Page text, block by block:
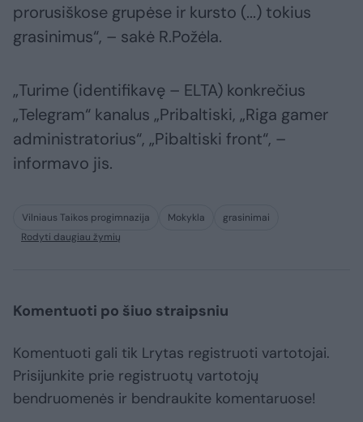
prorusiškose grupėse ir kursto (...) tokius
grasinimus“, – sakė R.Požėla.
„Turime (identifikavę – ELTA) konkrečius
„Telegram“ kanalus „Pribaltiski, „Riga gamer
administratorius“, „Pibaltiski front“, –
informavo jis.
Vilniaus Taikos progimnazija Mokykla
grasinimai
Rodyti daugiau žymių
Komentuoti po šiuo straipsniu
Komentuoti gali tik Lrytas registruoti vartotojai.
Prisijunkite prie registruotų vartotojų
bendruomenės ir bendraukite komentaruose!